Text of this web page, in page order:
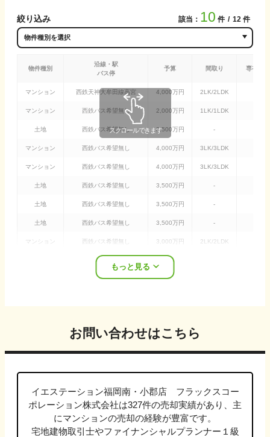
絞り込み 該当： 10 件 12 件
物件種別
沿線・駅
バス停
予算 間取り 専有(土
マンション 西鉄天神大牟田線高宮 4,000万円 2LK/2LDK
マンション 西鉄バス希望無し 2,000万円 1LK/1LDK
土地 西鉄バス希望無し 3,500万円 -
マンション 西鉄バス希望無し 4,000万円 3LK/3LDK
マンション 西鉄バス希望無し 4,000万円 3LK/3LDK
土地 西鉄バス希望無し 3,500万円 -
土地 西鉄バス希望無し 3,500万円 -
土地 西鉄バス希望無し 3,500万円 -
マンション 西鉄バス 希望無し 3,000 万円 2LK/2LDK
西鉄バス 3,000万円
もっと見る
お問い合わせはこちら
イエステーション福岡南・小郡店 フラックスコー
ポレーション株式会社は327件の売却実績があり、主
にマンションの売却の経験が豊富です。
宅地建物取引士やファイナンシャルプランナー１級